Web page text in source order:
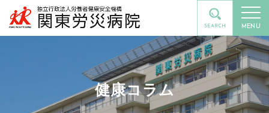
MENU
健康コラム